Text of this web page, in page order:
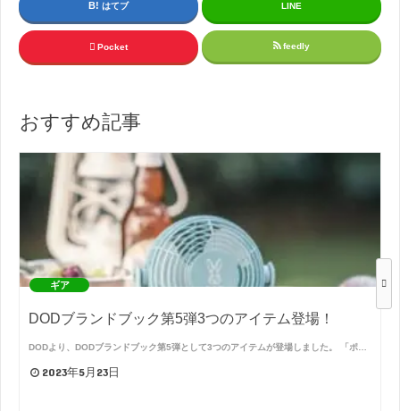
はてブ LINE
Pocket feedly
おすすめ記事
ギア
DODブランドブック第5弾3つのアイテム登場！
DODより、DODブランドブック第5弾として3つのアイテムが登場しました。 「ポ…
2023年5月23日